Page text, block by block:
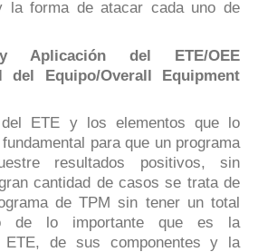
la forma de atacar cada uno de
y Aplicación del ETE/OEE
del Equipo/Overall Equipment
ETE y los elementos que lo
para que un programa
resultados positivos, sin
cantidad de casos se trata de
de TPM sin tener un total
de lo importante que es la
ETE, de sus componentes y la